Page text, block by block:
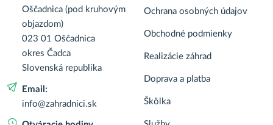
Oščadnica (pod kruhovým
objazdom)
023 01 Oščadnica
okres Čadca
Slovenská republika
Email:
info@zahradnici.sk
Ochrana osobných údajov
Obchodné podmienky
Realizácie záhrad
Doprava a platba
Škôlka